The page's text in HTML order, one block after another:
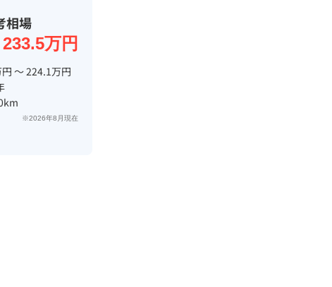
相場
万円
〜 224.1万円
※2026年8月現在